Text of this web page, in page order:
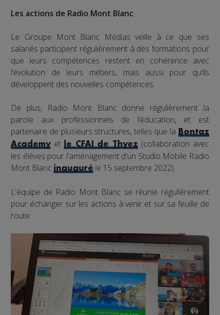
Les actions de Radio Mont Blanc
Le Groupe Mont Blanc Médias veille à ce que ses
salariés participent régulièrement à des formations pour
que leurs compétences restent en cohérence avec
l’évolution de leurs métiers, mais aussi pour qu’ils
développent des nouvelles compétences.
De plus, Radio Mont Blanc donne régulièrement la
parole aux professionnels de l’éducation, et est
partenaire de plusieurs structures, telles que la
Bontaz
Academyet le CFAI de Thyez(collaboration avec
les élèves pour l'aménagement d'un Studio Mobile Radio
Mont Blancinauguré le 15 septembre 2022).
L'équipe de Radio Mont Blanc se réunie régulièrement
pour échanger sur les actions à venir et sur sa feuille de
route.